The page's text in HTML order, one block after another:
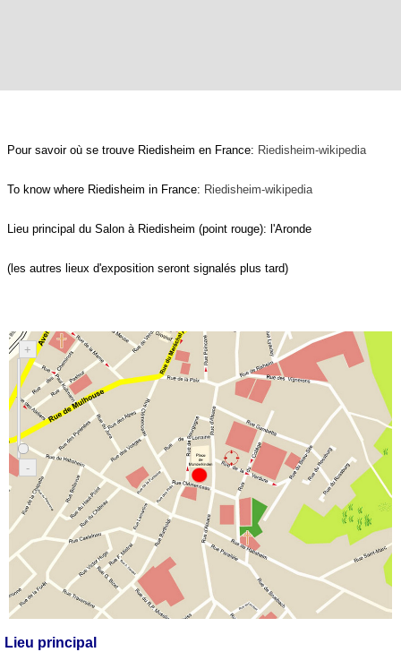
Pour savoir où se trouve Riedisheim en France: Riedisheim-wikipedia
To know where Riedisheim in France: Riedisheim-wikipedia
Lieu principal du Salon à Riedisheim (point rouge): l'Aronde
(les autres lieux d'exposition seront signalés plus tard)
+
-
Lieu principal